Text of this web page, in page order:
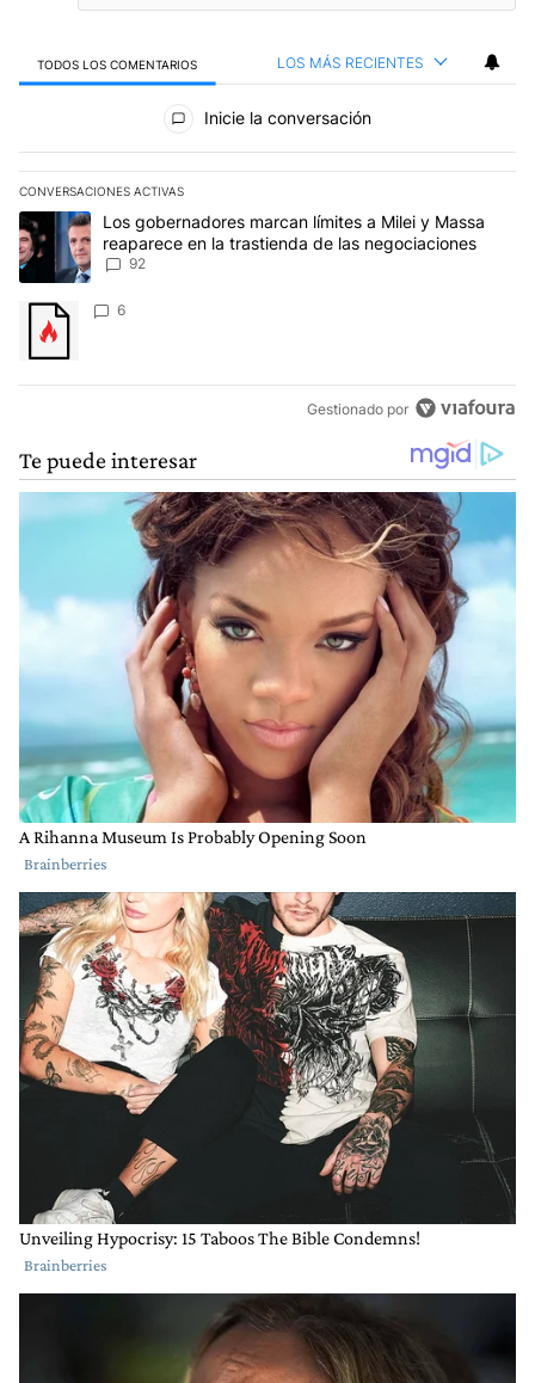
TODOS LOS COMENTARIOS LOS MÁS RECIENTES
Todos los comentarios
Inicie la conversación
CONVERSACIONES ACTIVAS
Este listado muestra los artículos con más comentarios en los
Un artículo de tendencia con el título "Los gobernadores marcan
Los gobernadores marcan límites a Milei y Massa
reaparece en la trastienda de las negociaciones
92
Un artículo de tendencia con el título "" con 6 comentarios.
6
Gestionado por